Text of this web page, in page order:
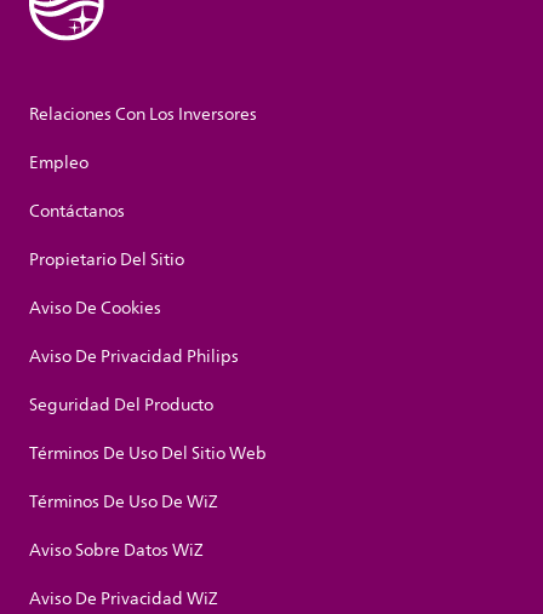
Relaciones Con Los Inversores
Empleo
Contáctanos
Propietario Del Sitio
Aviso De Cookies
Aviso De Privacidad Philips
Seguridad Del Producto
Términos De Uso Del Sitio Web
Términos De Uso De WiZ
Aviso Sobre Datos WiZ
Aviso De Privacidad WiZ